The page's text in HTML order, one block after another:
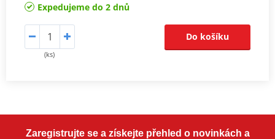
Expedujeme do 2 dnů
(ks)
Do košíku
Zaregistrujte se a získejte přehled o novinkách a